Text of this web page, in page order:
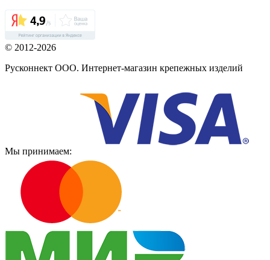
© 2012-2026
Русконнект ООО. Интернет-магазин крепежных изделий
Мы принимаем: